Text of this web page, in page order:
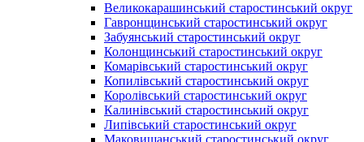
Великокарашинський старостинський округ
Гавронщинський старостинський округ
Забуянський старостинський округ
Колонщинський старостинський округ
Комарівський старостинський округ
Копилівський старостинський округ
Королівський старостинський округ
Калинівський старостинський округ
Липівський старостинський округ
Маковищанський старостинський округ